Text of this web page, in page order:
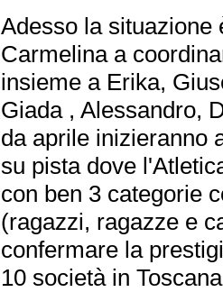
Adesso la situazione
Carmelina a
insieme a Erika,
Giada , Alessandro,
da aprile inizieranno
su pista dove
con ben 3 categorie
(ragazzi, ragazze e
confermare la
10 società in